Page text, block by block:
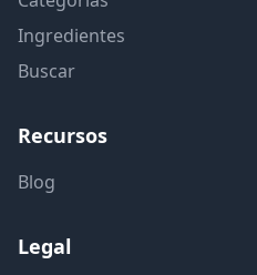
Ingredientes
Buscar
Recursos
Blog
Legal